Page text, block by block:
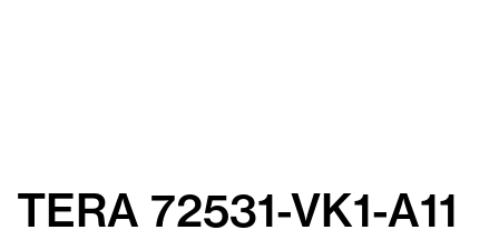
TERA 72531-VK1-A11